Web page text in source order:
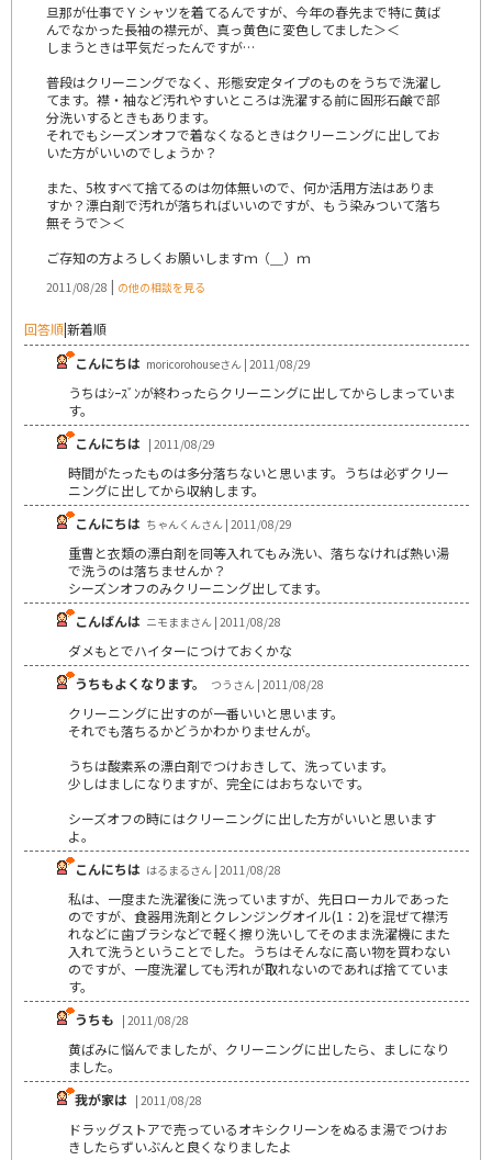
旦那が仕事でＹシャツを着てるんですが、今年の春先まで特に黄ば
んでなかった長袖の襟元が、真っ黄色に変色してました＞＜
しまうときは平気だったんですが…
普段はクリーニングでなく、形態安定タイプのものをうちで洗濯し
てます。襟・袖など汚れやすいところは洗濯する前に固形石鹸で部
分洗いするときもあります。
それでもシーズンオフで着なくなるときはクリーニングに出してお
いた方がいいのでしょうか？
また、5枚すべて捨てるのは勿体無いので、何か活用方法はありま
すか？漂白剤で汚れが落ちればいいのですが、もう染みついて落ち
無そうで＞＜
ご存知の方よろしくお願いしますｍ（＿）ｍ
2011/08/28 | の他の相談を見る
回答順|新着順
こんにちは moricorohouseさん | 2011/08/29
うちはｼｰｽﾞﾝが終わったらクリーニングに出してからしまっていま
す。
こんにちは | 2011/08/29
時間がたったものは多分落ちないと思います。うちは必ずクリー
ニングに出してから収納します。
こんにちは ちゃんくんさん | 2011/08/29
重曹と衣類の漂白剤を同等入れてもみ洗い、落ちなければ熱い湯
で洗うのは落ちませんか？
シーズンオフのみクリーニング出してます。
こんばんは ニモままさん | 2011/08/28
ダメもとでハイターにつけておくかな
うちもよくなります。
つうさん | 2011/08/28
クリーニングに出すのが一番いいと思います。
それでも落ちるかどうかわかりませんが。
うちは酸素系の漂白剤でつけおきして、洗っています。
少しはましになりますが、完全にはおちないです。
シーズオフの時にはクリーニングに出した方がいいと思います
よ。
こんにちは はるまるさん | 2011/08/28
私は、一度また洗濯後に洗っていますが、先日ローカルであった
のですが、食器用洗剤とクレンジングオイル(1：2)を混ぜて襟汚
れなどに歯ブラシなどで軽く擦り洗いしてそのまま洗濯機にまた
入れて洗うということでした。うちはそんなに高い物を買わない
のですが、一度洗濯しても汚れが取れないのであれば捨てていま
す。
うちも | 2011/08/28
黄ばみに悩んでましたが、クリーニングに出したら、ましになり
ました。
我が家は | 2011/08/28
ドラッグストアで売っているオキシクリーンをぬるま湯でつけお
きしたらずいぶんと良くなりましたよ